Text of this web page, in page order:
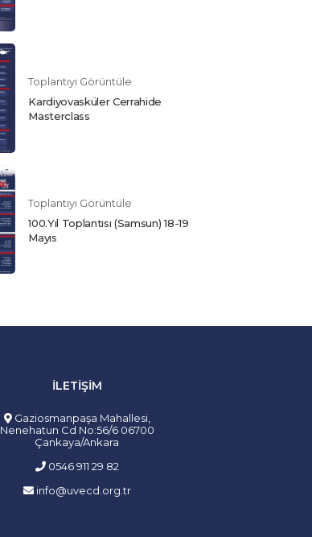
Toplantıyı Görüntüle
Kardiyovasküler Cerrahide
Masterclass
Toplantıyı Görüntüle
100.Yıl Toplantısı (Samsun) 18-19
Mayıs
İLETIŞIM
Gaziosmanpaşa Mahallesi,
Nenehatun Cd No:56/6 06700
Çankaya/Ankara
0546 911 29 82
info@uvecd.org.tr